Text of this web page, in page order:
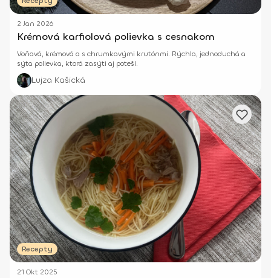
2 Jan 2026
Krémová karfiolová polievka s cesnakom
Voňavá, krémová a s chrumkavými krutónmi. Rýchla, jednoduchá a
sýta polievka, ktorá zasýti aj poteší.
Lujza Kašická
Recepty
21 Okt 2025